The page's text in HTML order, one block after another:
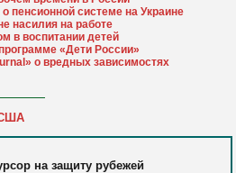
пенсионной системе на Украине
насилия на работе
в воспитании детей
«Дети России»
о вредных зависимостях
США
на защиту рубежей